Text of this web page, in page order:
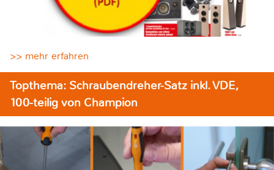
>> mehr erfahren
Topthema: Schraubendreher-Satz inkl. VDE,
100-teilig von Champion